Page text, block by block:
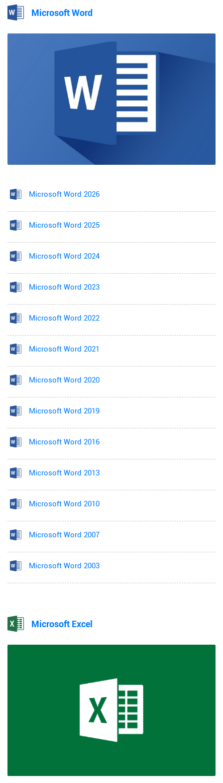
Microsoft Word
Microsoft Word 2026
Microsoft Word 2025
Microsoft Word 2024
Microsoft Word 2023
Microsoft Word 2022
Microsoft Word 2021
Microsoft Word 2020
Microsoft Word 2019
Microsoft Word 2016
Microsoft Word 2013
Microsoft Word 2010
Microsoft Word 2007
Microsoft Word 2003
Microsoft Excel